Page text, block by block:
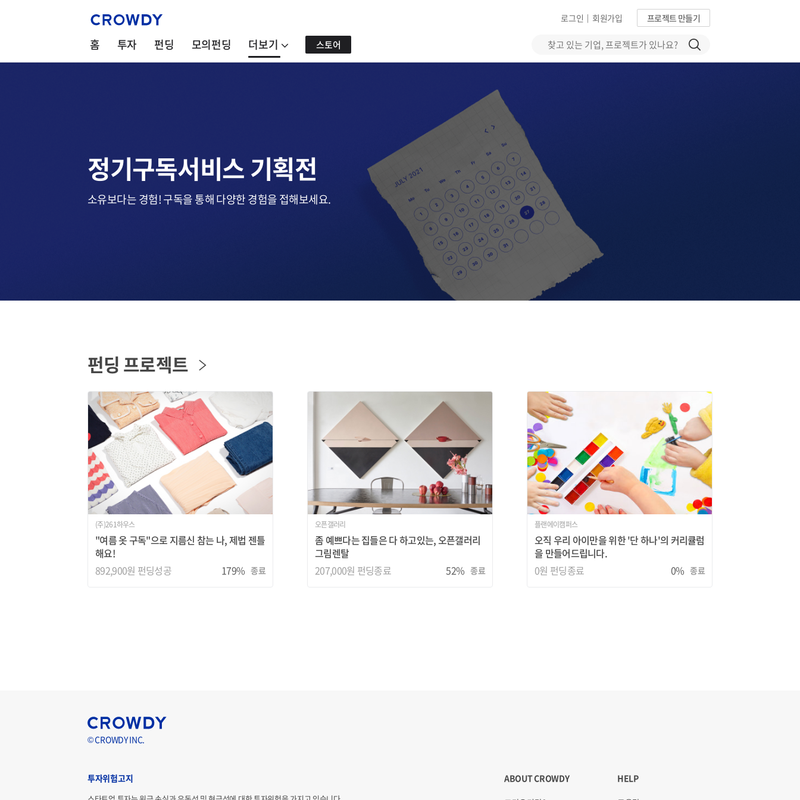
프로젝트 만들기
회원가입
|
로그인
홈 투자 펀딩 모의펀딩 더보기 스토어
정기구독서비스 기획전
소유보다는 경험! 구독을 통해 다양한 경험을 접해보세요.
펀딩 프로젝트
(주)261하우스
"여름 옷 구독"으로 지름신 참는 나, 제법 젠틀
해요!
892,900원 펀딩성공
종료
179%
오픈갤러리
좀 예쁘다는 집들은 다 하고있는, 오픈갤러리
그림렌탈
207,000원 펀딩종료 종료
52%
플랜에이캠퍼스
오직 우리 아이만을 위한 '단 하나'의 커리큘럼
을 만들어드립니다.
0원 펀딩종료 종료
0%
© CROWDY INC.
ABOUT CROWDY HELP
투자위험고지